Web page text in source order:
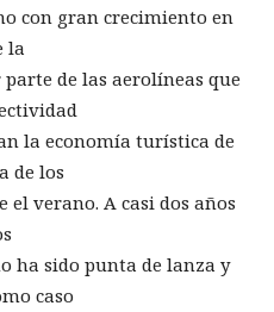
con gran crecimiento en
la
de las aerolíneas que
la economía turística de
de los
el verano. A casi dos años
ha sido punta de lanza y
caso